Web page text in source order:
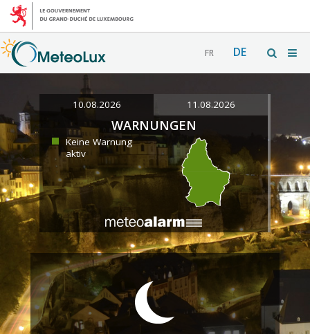
FR DE
10.08.2026 11.08.2026
WARNUNGEN
Keine Warnung
aktiv